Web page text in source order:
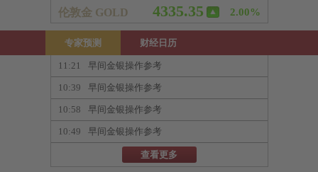
专家预测 财经日历
11:21 早间金银操作参考
10:39 早间金银操作参考
10:58 早间金银操作参考
10:49 早间金银操作参考
查看更多